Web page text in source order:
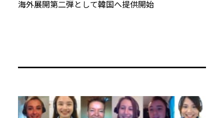
海外展開第二弾として韓国へ提供開始